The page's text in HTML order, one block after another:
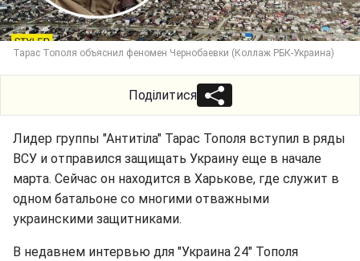
Тарас Тополя объяснил феномен Чернобаевки (Коллаж РБК-Украина)
Поділитися
Лидер группы "Антитіла" Тарас Тополя вступил в ряды
ВСУ и отправился защищать Украину еще в начале
марта. Сейчас он находится в Харькове, где служит в
одном батальоне со многими отважными
украинскими защитниками.
В недавнем интервью для "Украина 24" Тополя